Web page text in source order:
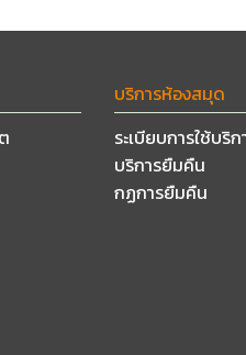
บริการห้องสมุด
ระเบียบการใช้บริก
บริการยืมคืน
กฏการยืมคืน